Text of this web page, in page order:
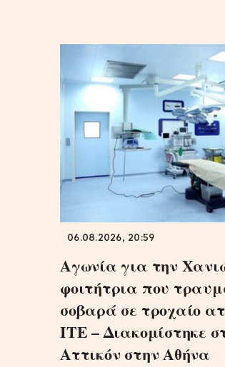
06.08.2026, 20:59
Αγωνία για την
φοιτήτρια που
σοβαρά σε τροχαίο
ΙΤΕ – Διακομίστηκε
Αττικόν στην Αθήνα